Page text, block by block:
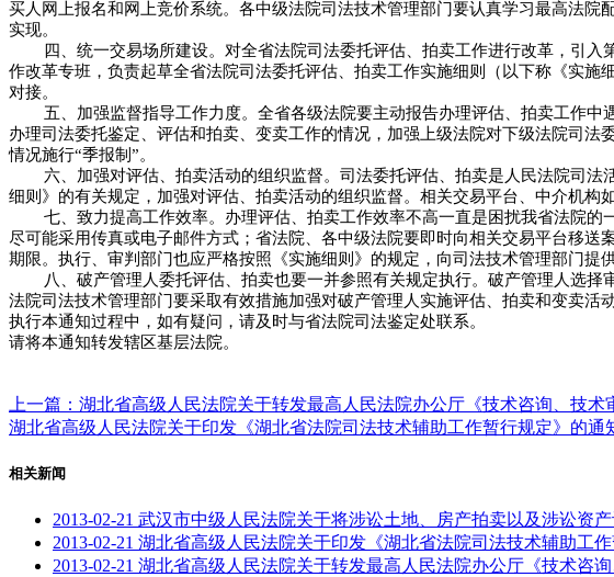
买人网上报名和网上竞价系统。各中级法院司法技术管理部门要认真学习最高法
实现。
四、统一交易场所建设。对全省法院司法委托评估、拍卖工作进行改革，引
作改革专班，负责起草全省法院司法委托评估、拍卖工作实施细则（以下称《实
对接。
五、加强监督指导工作力度。全省各级法院要主动报告办理评估、拍卖工作
办理司法委托鉴定、评估和拍卖、变卖工作的情况，加强上级法院对下级法院司
情况施行“季报制”。
六、加强对评估、拍卖活动的组织监督。司法委托评估、拍卖是人民法院司
细则》的有关规定，加强对评估、拍卖活动的组织监督。相关交易平台、中介机构
七、致力提高工作效率。办理评估、拍卖工作效率不高一直是困扰我省法院
尽可能采用传真或电子邮件方式；省法院、各中级法院要即时向相关交易平台移
期限。执行、审判部门也应严格按照《实施细则》的规定，向司法技术管理部门
八、破产管理人委托评估、拍卖也要一并参照有关规定执行。破产管理人选
法院司法技术管理部门要采取有效措施加强对破产管理人实施评估、拍卖和变卖活动
执行本通知过程中，如有疑问，请及时与省法院司法鉴定处联系。
请将本通知转发辖区基层法院。
上一篇：湖北省高级人民法院关于转发最高人民法院办公厅《技术咨询、技
湖北省高级人民法院关于印发《湖北省法院司法技术辅助工作暂行规定》的通
相关新闻
2013-02-21 武汉市中级人民法院关于将涉讼土地、房产拍卖以及涉讼资
2013-02-21 湖北省高级人民法院关于印发《湖北省法院司法技术辅助工作
2013-02-21 湖北省高级人民法院关于转发最高人民法院办公厅《技术咨